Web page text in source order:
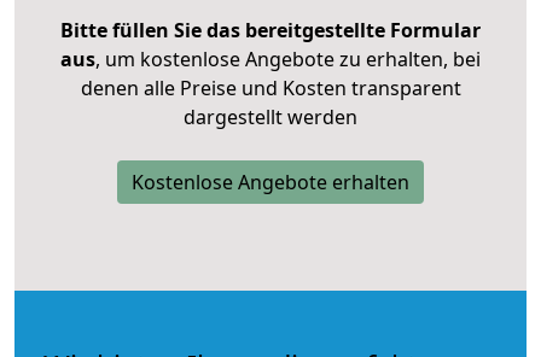
Bitte füllen Sie das bereitgestellte Formular
aus, um kostenlose Angebote zu erhalten, bei
denen alle Preise und Kosten transparent
dargestellt werden
Kostenlose Angebote erhalten